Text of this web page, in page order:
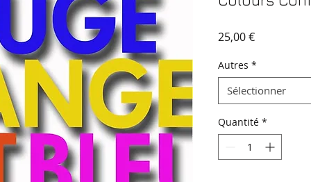
25,00 €Prix
Autres *
Sélectionner
Quantité *